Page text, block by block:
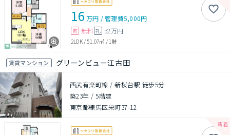
16 万円 /管理費5,000円
敷 無料 礼 32万円
2LDK/51.07㎡ /1階
賃貸マンション グリーンビュー江古田
西武有楽町線 / 新桜台駅 徒歩5分
築23年 /5階建
東京都練馬区栄町37-12